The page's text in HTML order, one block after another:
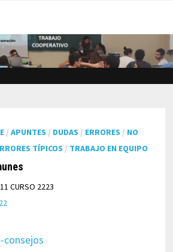
/APUNTES / DUDAS / ERRORES / NO
TÍPICOS / TRABAJO EN EQUIPO
CURSO 2223
consejos